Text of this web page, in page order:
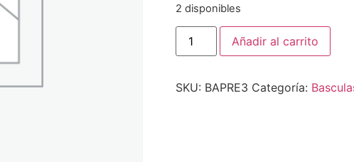
2 disponibles
Añadir al carrito
SKU: BAPRE3 Categoría: